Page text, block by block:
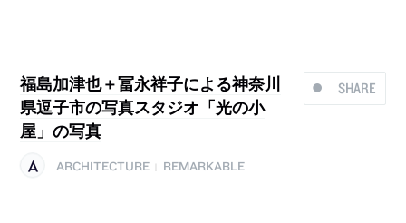
SHARE
福島加津也＋冨永祥子による神奈川
県逗子市の写真スタジオ「光の小
屋」の写真
ARCHITECTURE REMARKABLE